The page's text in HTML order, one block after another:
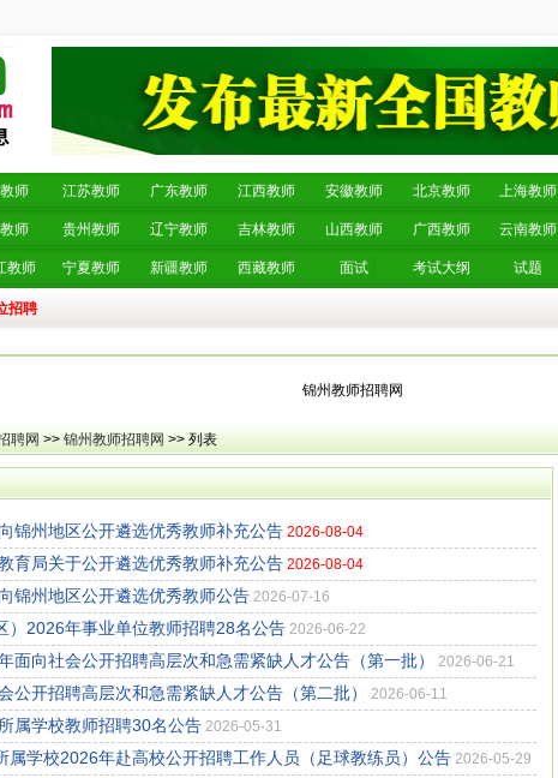
师 江苏教师 广东教师 江西教师 安徽教师 北京教师 上海教师
师 贵州教师 辽宁教师 吉林教师 山西教师 广西教师 云南教师
教师 宁夏教师 新疆教师 西藏教师 面试 考试大纲 试题
招聘
锦州教师招聘网
聘网 >> 锦州教师招聘网 >> 列表
锦州地区公开遴选优秀教师补充公告 2026-08-04
育局关于公开遴选优秀教师补充公告 2026-08-04
锦州地区公开遴选优秀教师公告 2026-07-16
）2026年事业单位教师招聘28名公告 2026-06-22
面向社会公开招聘高层次和急需紧缺人才公告（第一批）
2026-06-21
公开招聘高层次和急需紧缺人才公告（第二批）
2026-06-11
属学校教师招聘30名公告 2026-05-31
属学校2026年赴高校公开招聘工作人员（足球教练员）公告 2026-05-29